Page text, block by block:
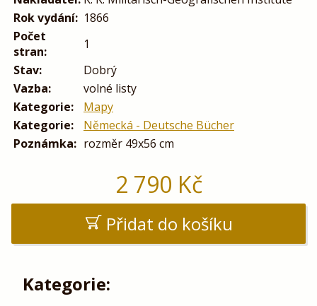
Rok vydání: 1866
Počet
stran:
1
Stav:
Dobrý
Vazba:
volné listy
Kategorie:
Mapy
Kategorie:
Německá - Deutsche Bücher
Poznámka: rozměr 49x56 cm
2 790 Kč
Přidat do košíku
Kategorie: